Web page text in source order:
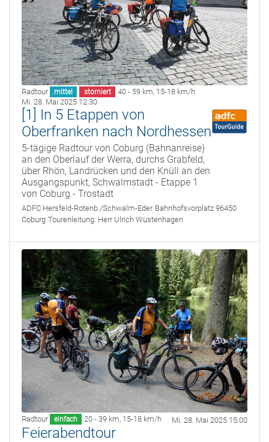
Radtour mittel storniert 40 - 59 km, 15-18 km/h
Mi. 28. Mai 2025 12:30
[1] In 5 Etappen von
Oberfranken nach Nordhessen
5-tägige Radtour von Coburg (Bahnanreise)
an den Oberlauf der Werra, durchs Grabfeld,
über Rhön, Landrücken und den Knüll an den
Ausgangspunkt, Schwalmstadt - Etappe 1
von Coburg - Trostadt
ADFC Hersfeld-Rotenb./Schwalm-Eder Bahnhofsvorplatz 96450
Coburg Tourenleitung: Herr Ulrich Wüstenhagen
Radtour einfach 20 - 39 km, 15-18 km/h Mi. 28. Mai 2025 15:00
Feierabendtour